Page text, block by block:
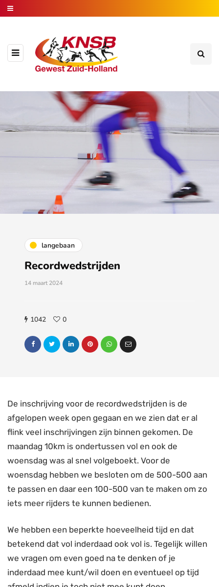
langebaan
Recordwedstrijden
14 maart 2024
1042 0
De inschrijving voor de recordwedstrijden is de
afgelopen week open gegaan en we zien dat er al
flink veel inschrijvingen zijn binnen gekomen. De
maandag 10km is ondertussen vol en ook de
woensdag was al snel volgeboekt. Voor de
woensdag hebben we besloten om de 500-500 aan
te passen en daar een 100-500 van te maken om zo
iets meer rijders te kunnen bedienen.
We hebben een beperkte hoeveelheid tijd en dat
betekend dat vol inderdaad ook vol is. Tegelijk willen
we vragen om even goed na te denken of je
inderdaad mee kunt/wil doen en eventueel op tijd